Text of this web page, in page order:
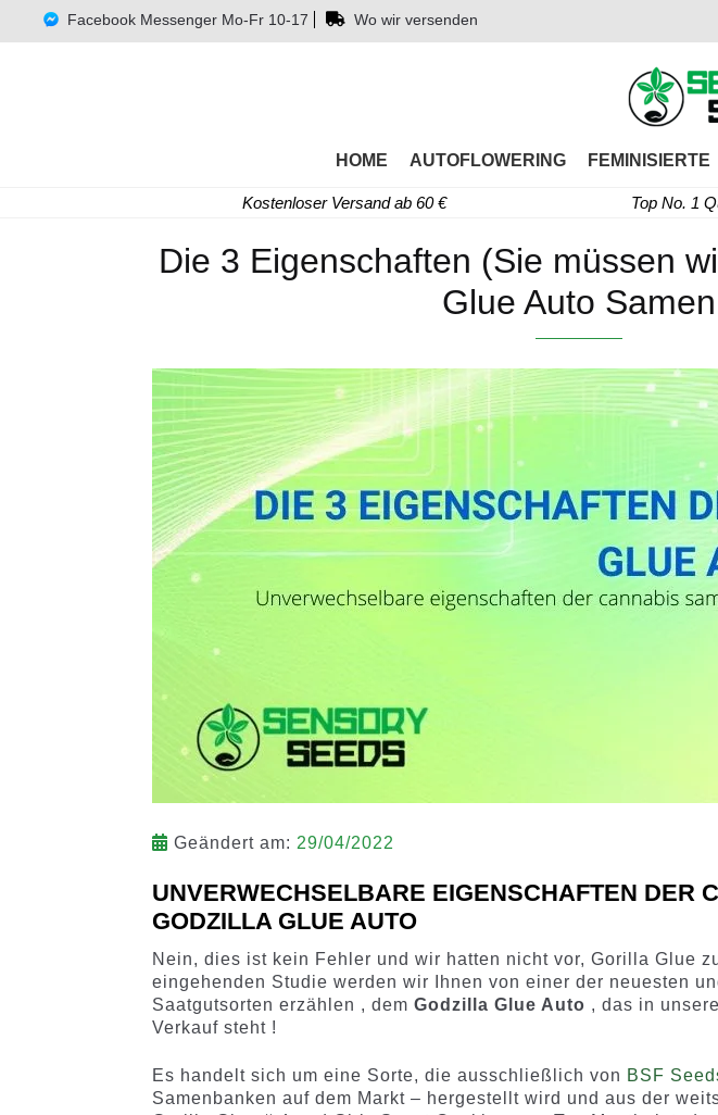
Facebook Messenger Mo-Fr 10-17 Wo wir versenden
HOME AUTOFLOWERING FEMINISIERTE
Kostenloser Versand ab 60 € Top No. 1
Die 3 Eigenschaften (Sie müssen
Glue Auto Samen
Geändert am: 29/04/2022
UNVERWECHSELBARE EIGENSCHAFTEN DER
GODZILLA GLUE AUTO
Nein, dies ist kein Fehler und wir hatten nicht vor, Gorilla Glue
eingehenden Studie werden wir Ihnen von einer der neuesten
Saatgutsorten erzählen , demGodzilla Glue Auto , das in
Verkauf steht !
Es handelt sich um eine Sorte, die ausschließlich von BSF
Samenbanken auf dem Markt – hergestellt wird und aus der